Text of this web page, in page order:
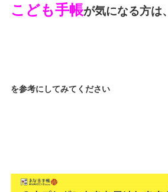
こども手帳が気になる方は、
を参考にしてみてください